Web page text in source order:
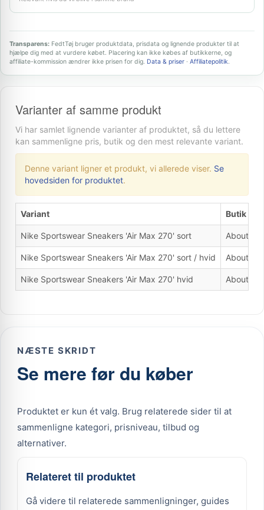
Transparens: FedtTøj bruger produktdata, prisdata og lignende produkter til at
hjælpe dig med at vurdere købet. Placering kan ikke købes af butikkerne, og
affiliate-kommission ændrer ikke prisen for dig. Data & priser · Affiliatepolitik.
Varianter af samme produkt
Vi har samlet lignende varianter af produktet, så du lettere
kan sammenligne pris, butik og den mest relevante variant.
Denne variant ligner et produkt, vi allerede viser. Se
hovedsiden for produktet.
Variant Butik
Nike Sportswear Sneakers 'Air Max 270' sort About
Nike Sportswear Sneakers 'Air Max 270' sort / hvid About
Nike Sportswear Sneakers 'Air Max 270' hvid About
NÆSTE SKRIDT
Se mere før du køber
Produktet er kun ét valg. Brug relaterede sider til at
sammenligne kategori, prisniveau, tilbud og
alternativer.
Relateret til produktet
Gå videre til relaterede sammenligninger, guides